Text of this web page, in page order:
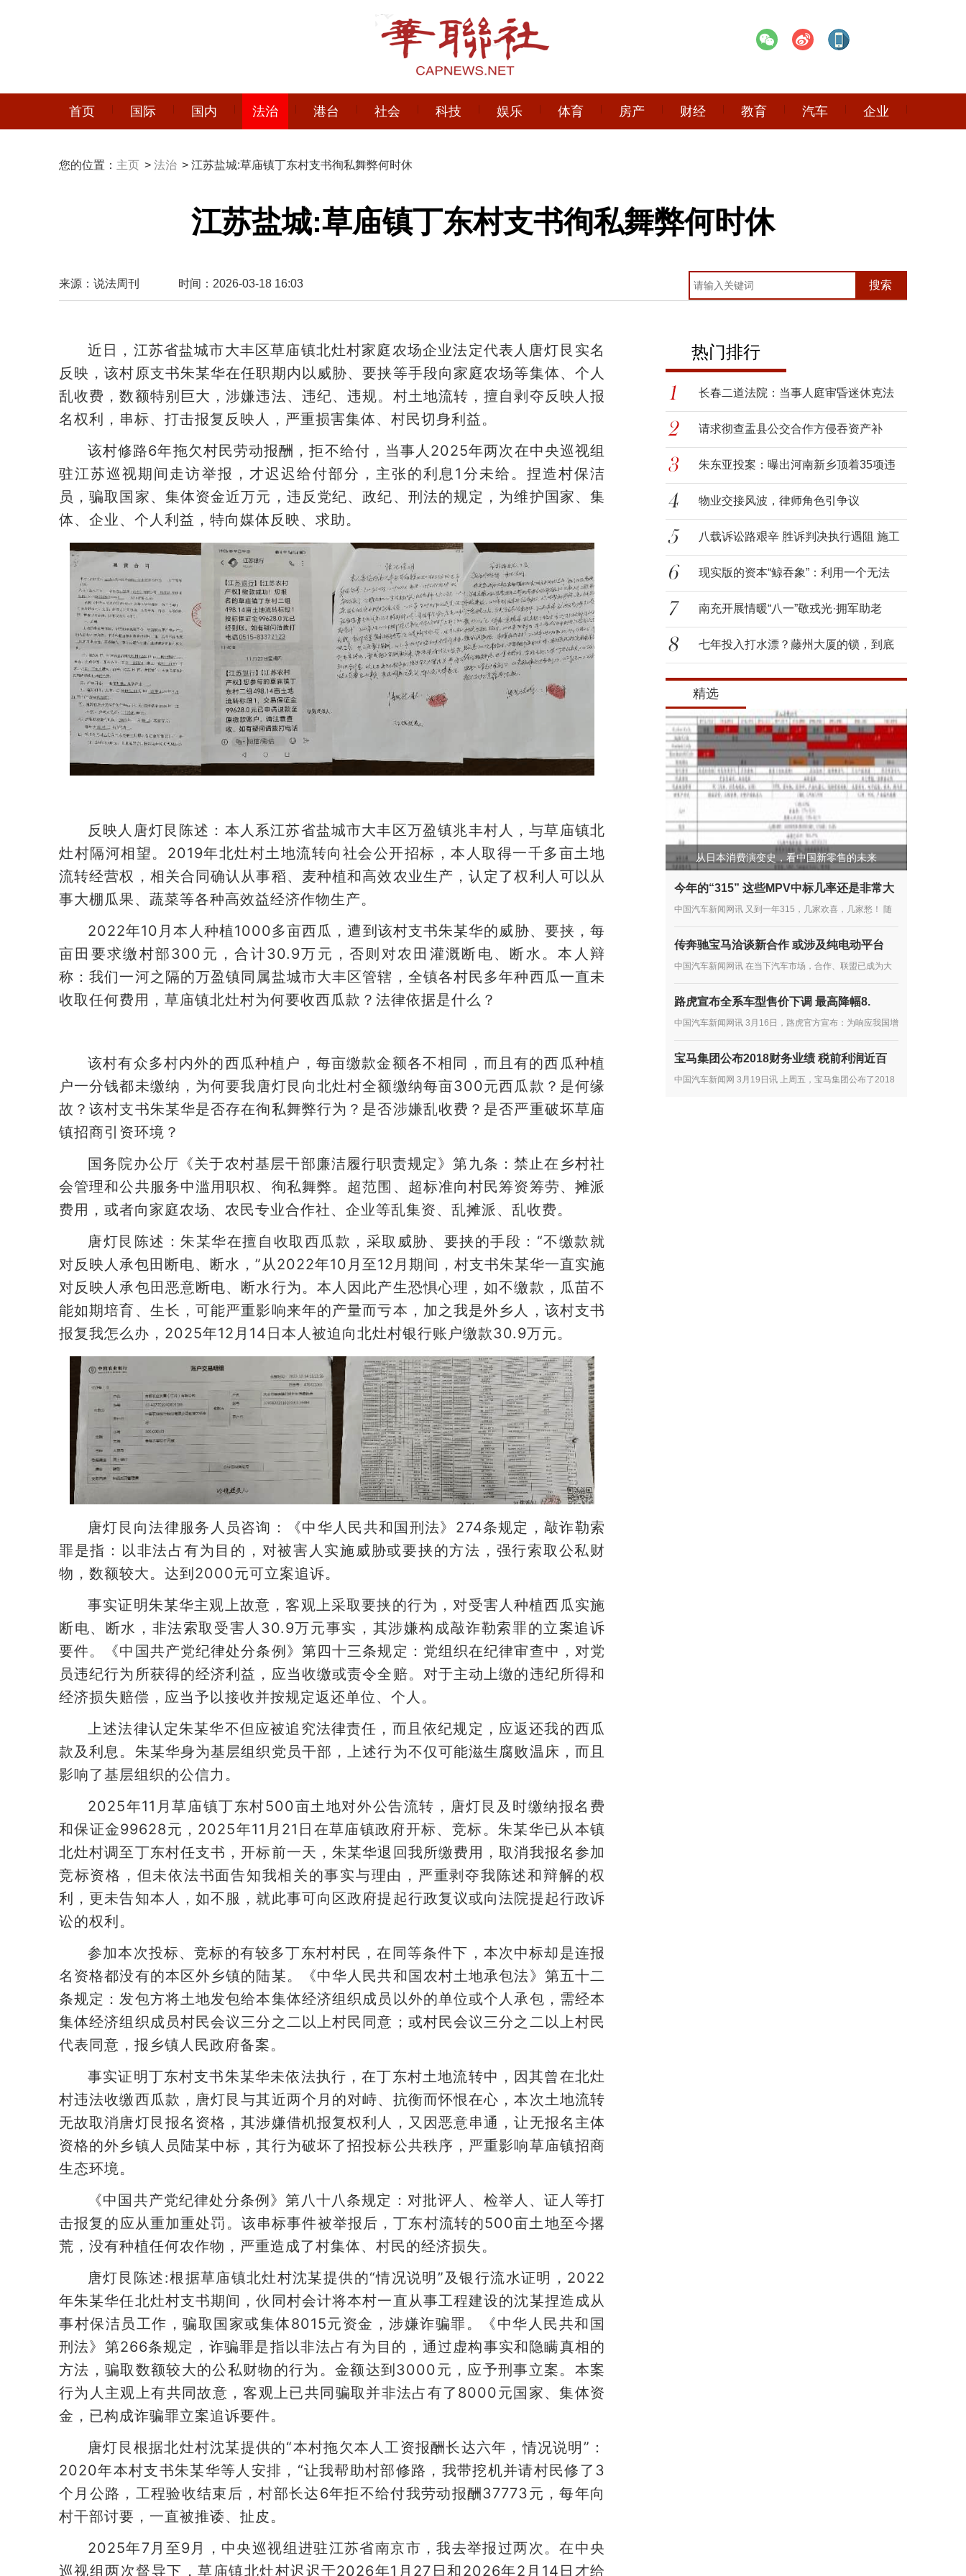
首页 国际 国内 法治 港台 社会 科技 娱乐 体育 房产 财经 教育 汽车 企业
您的位置： 主页 > 法治 > 江苏盐城:草庙镇丁东村支书徇私舞弊何时休
江苏盐城:草庙镇丁东村支书徇私舞弊何时休
来源：说法周刊 时间：2026-03-18 16:03 搜索
近日，江苏省盐城市大丰区草庙镇北灶村家庭农场企业法定代表人唐灯艮实名
反映，该村原支书朱某华在任职期内以威胁、要挟等手段向家庭农场等集体、个人
乱收费，数额特别巨大，涉嫌违法、违纪、违规。村土地流转，擅自剥夺反映人报
名权利，串标、打击报复反映人，严重损害集体、村民切身利益。
该村修路6年拖欠村民劳动报酬，拒不给付，当事人2025年两次在中央巡视组
驻江苏巡视期间走访举报，才迟迟给付部分，主张的利息1分未给。捏造村保洁
员，骗取国家、集体资金近万元，违反党纪、政纪、刑法的规定，为维护国家、集
体、企业、个人利益，特向媒体反映、求助。
反映人唐灯艮陈述：本人系江苏省盐城市大丰区万盈镇兆丰村人，与草庙镇北
灶村隔河相望。2019年北灶村土地流转向社会公开招标，本人取得一千多亩土地
流转经营权，相关合同确认从事稻、麦种植和高效农业生产，认定了权利人可以从
事大棚瓜果、蔬菜等各种高效益经济作物生产。
2022年10月本人种植1000多亩西瓜，遭到该村支书朱某华的威胁、要挟，每
亩田要求缴村部300元，合计30.9万元，否则对农田灌溉断电、断水。本人辩
称：我们一河之隔的万盈镇同属盐城市大丰区管辖，全镇各村民多年种西瓜一直未
收取任何费用，草庙镇北灶村为何要收西瓜款？法律依据是什么？
该村有众多村内外的西瓜种植户，每亩缴款金额各不相同，而且有的西瓜种植
户一分钱都未缴纳，为何要我唐灯艮向北灶村全额缴纳每亩300元西瓜款？是何缘
故？该村支书朱某华是否存在徇私舞弊行为？是否涉嫌乱收费？是否严重破坏草庙
镇招商引资环境？
国务院办公厅《关于农村基层干部廉洁履行职责规定》第九条：禁止在乡村社
会管理和公共服务中滥用职权、徇私舞弊。超范围、超标准向村民筹资筹劳、摊派
费用，或者向家庭农场、农民专业合作社、企业等乱集资、乱摊派、乱收费。
唐灯艮陈述：朱某华在擅自收取西瓜款，采取威胁、要挟的手段：“不缴款就
对反映人承包田断电、断水，”从2022年10月至12月期间，村支书朱某华一直实施
对反映人承包田恶意断电、断水行为。本人因此产生恐惧心理，如不缴款，瓜苗不
能如期培育、生长，可能严重影响来年的产量而亏本，加之我是外乡人，该村支书
报复我怎么办，2025年12月14日本人被迫向北灶村银行账户缴款30.9万元。
唐灯艮向法律服务人员咨询：《中华人民共和国刑法》274条规定，敲诈勒索
罪是指：以非法占有为目的，对被害人实施威胁或要挟的方法，强行索取公私财
物，数额较大。达到2000元可立案追诉。
事实证明朱某华主观上故意，客观上采取要挟的行为，对受害人种植西瓜实施
断电、断水，非法索取受害人30.9万元事实，其涉嫌构成敲诈勒索罪的立案追诉
要件。《中国共产党纪律处分条例》第四十三条规定：党组织在纪律审查中，对党
员违纪行为所获得的经济利益，应当收缴或责令全赔。对于主动上缴的违纪所得和
经济损失赔偿，应当予以接收并按规定返还单位、个人。
上述法律认定朱某华不但应被追究法律责任，而且依纪规定，应返还我的西瓜
款及利息。朱某华身为基层组织党员干部，上述行为不仅可能滋生腐败温床，而且
影响了基层组织的公信力。
2025年11月草庙镇丁东村500亩土地对外公告流转，唐灯艮及时缴纳报名费
和保证金99628元，2025年11月21日在草庙镇政府开标、竞标。朱某华已从本镇
北灶村调至丁东村任支书，开标前一天，朱某华退回我所缴费用，取消我报名参加
竞标资格，但未依法书面告知我相关的事实与理由，严重剥夺我陈述和辩解的权
利，更未告知本人，如不服，就此事可向区政府提起行政复议或向法院提起行政诉
讼的权利。
参加本次投标、竞标的有较多丁东村村民，在同等条件下，本次中标却是连报
名资格都没有的本区外乡镇的陆某。《中华人民共和国农村土地承包法》第五十二
条规定：发包方将土地发包给本集体经济组织成员以外的单位或个人承包，需经本
集体经济组织成员村民会议三分之二以上村民同意；或村民会议三分之二以上村民
代表同意，报乡镇人民政府备案。
事实证明丁东村支书朱某华未依法执行，在丁东村土地流转中，因其曾在北灶
村违法收缴西瓜款，唐灯艮与其近两个月的对峙、抗衡而怀恨在心，本次土地流转
无故取消唐灯艮报名资格，其涉嫌借机报复权利人，又因恶意串通，让无报名主体
资格的外乡镇人员陆某中标，其行为破坏了招投标公共秩序，严重影响草庙镇招商
生态环境。
《中国共产党纪律处分条例》第八十八条规定：对批评人、检举人、证人等打
击报复的应从重加重处罚。该串标事件被举报后，丁东村流转的500亩土地至今撂
荒，没有种植任何农作物，严重造成了村集体、村民的经济损失。
唐灯艮陈述:根据草庙镇北灶村沈某提供的“情况说明”及银行流水证明，2022
年朱某华任北灶村支书期间，伙同村会计将本村一直从事工程建设的沈某捏造成从
事村保洁员工作，骗取国家或集体8015元资金，涉嫌诈骗罪。《中华人民共和国
刑法》第266条规定，诈骗罪是指以非法占有为目的，通过虚构事实和隐瞒真相的
方法，骗取数额较大的公私财物的行为。金额达到3000元，应予刑事立案。本案
行为人主观上有共同故意，客观上已共同骗取并非法占有了8000元国家、集体资
金，已构成诈骗罪立案追诉要件。
唐灯艮根据北灶村沈某提供的“本村拖欠本人工资报酬长达六年，情况说明”：
2020年本村支书朱某华等人安排，“让我帮助村部修路，我带挖机并请村民修了3
个月公路，工程验收结束后，村部长达6年拒不给付我劳动报酬37773元，每年向
村干部讨要，一直被推诿、扯皮。
2025年7月至9月，中央巡视组进驻江苏省南京市，我去举报过两次。在中央
巡视组两次督导下，草庙镇北灶村迟迟于2026年1月27日和2026年2月14日才给
热门排行
长春二道法院：当事人庭审昏迷休克法
官
请求彻查盂县公交合作方侵吞资产补
贴，
朱东亚投案：曝出河南新乡顶着35项违
法
物业交接风波，律师角色引争议
八载诉讼路艰辛 胜诉判决执行遇阻 施工
现实版的资本“鲸吞象”：利用一个无法
南充开展情暖“八一”敬戎光·拥军助老
七年投入打水漂？藤州大厦的锁，到底
该
精选
从日本消费演变史，看中国新零售的未来
今年的“315” 这些MPV中标几率还是非常大
中国汽车新闻网讯 又到一年315，几家欢喜，几家愁！ 随
全国消协组织受理汽车产品投诉情况分析》。 按分析报告
显示，2018年全国...
传奔驰宝马洽谈新合作 或涉及纯电动平台
中国汽车新闻网讯 在当下汽车市场，合作、联盟已成为大
年前，雷诺、日产、三菱就达成了联盟合作协议，大众向其
他车企...
路虎宣布全系车型售价下调 最高降幅8.
中国汽车新闻网讯 3月16日，路虎官方宣布：为响应我国增
费者，路虎提前下调在华销售的路虎品牌全系车型厂商建议
零售价...
宝马集团公布2018财务业绩 税前利润近百
中国汽车新闻网 3月19日讯 上周五，宝马集团公布了2018